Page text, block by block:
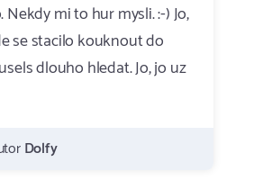
Nekdy mi to hur mysli. :-) Jo,
se stacilo kouknout do
dlouho hledat. Jo, jo uz
Dolfy